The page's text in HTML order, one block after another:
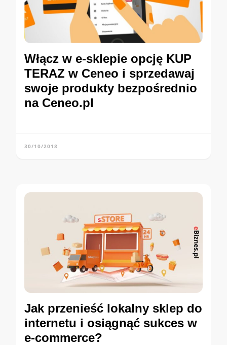
Włącz w e-sklepie opcję KUP
TERAZ w Ceneo i sprzedawaj
swoje produkty bezpośrednio
na Ceneo.pl
30/10/2018
Jak przenieść lokalny sklep do
internetu i osiągnąć sukces w
e-commerce?